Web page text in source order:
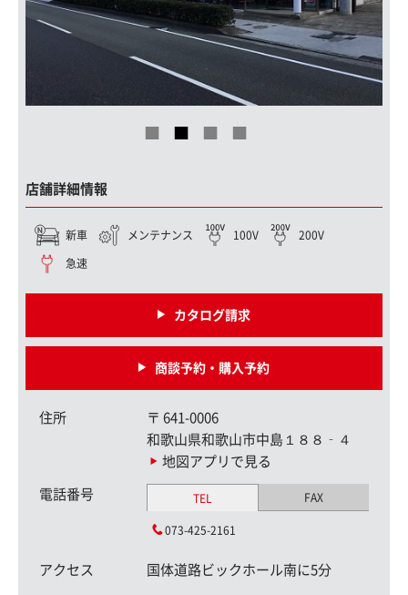
店舗詳細情報
新車 メンテナンス 100V 200V
急速
カタログ請求
商談予約・購入予約
住所 〒 641-0006
和歌山県和歌山市中島１８８‐４
地図アプリで見る
電話番号 TEL FAX
073-425-2161
アクセス 国体道路ビックホール南に5分